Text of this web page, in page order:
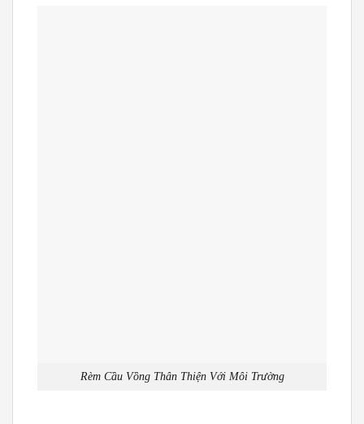
Rèm Cầu Vồng Thân Thiện Với Môi Trường